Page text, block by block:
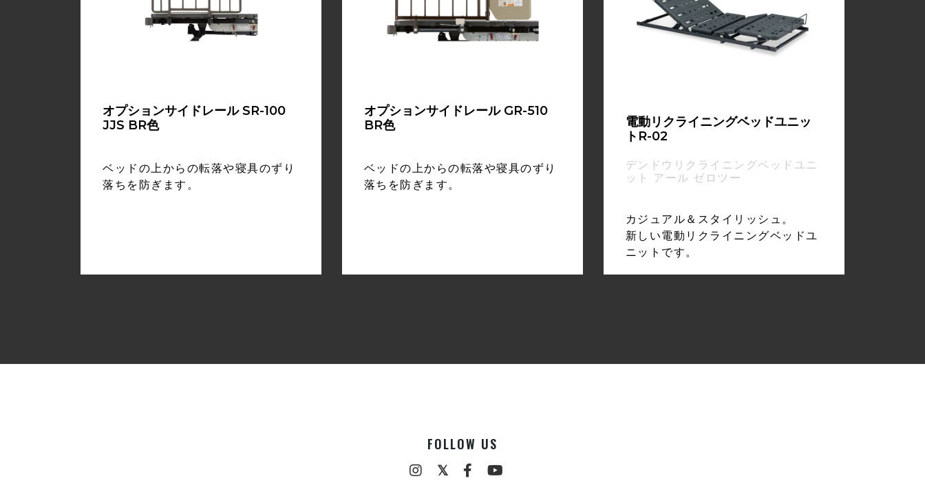
オプションサイドレール SR-100
JJS BR色
ベッドの上からの転落や寝具のずり
落ちを防ぎます。
オプションサイドレール GR-510
BR色
ベッドの上からの転落や寝具のずり
落ちを防ぎます。
電動リクライニングベッドユニッ
トR-02
デンドウリクライニングベッドユニ
ット アール ゼロツー
カジュアル＆スタイリッシュ。
新しい電動リクライニングベッドユ
ニットです。
FOLLOW US